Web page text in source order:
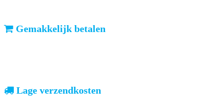
Gemakkelijk betalen
Lage verzendkosten